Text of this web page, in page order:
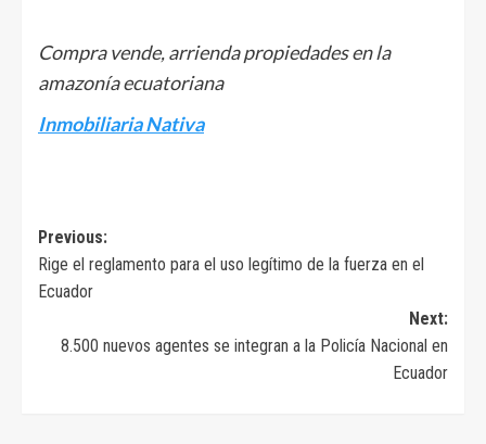
Compra vende, arrienda propiedades en la
amazonía ecuatoriana
Inmobiliaria Nativa
Navegación
de
Previous:
Rige el reglamento para el uso legítimo de la fuerza en el
Ecuador
Next:
8.500 nuevos agentes se integran a la Policía Nacional en
Ecuador